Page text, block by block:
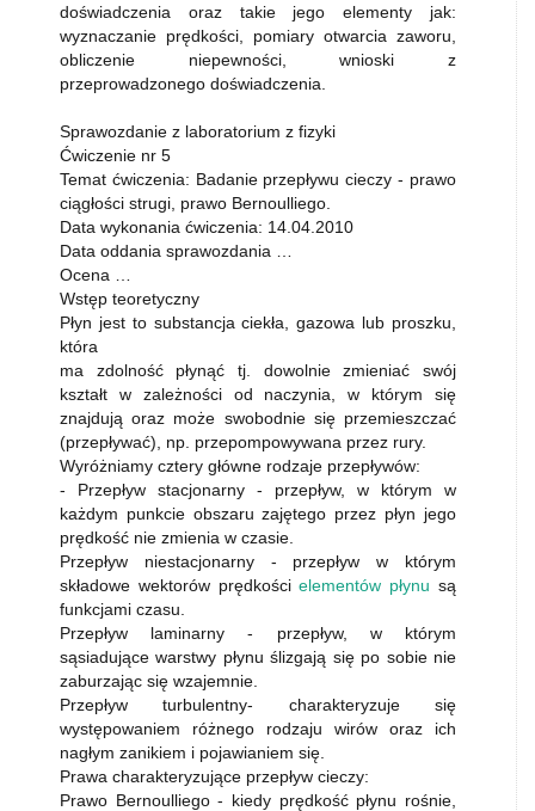
doświadczenia oraz takie jego elementy jak:
wyznaczanie prędkości, pomiary otwarcia zaworu,
obliczenie niepewności, wnioski z
przeprowadzonego doświadczenia.
Sprawozdanie z laboratorium z fizyki
Ćwiczenie nr 5
Temat ćwiczenia: Badanie przepływu cieczy - prawo
ciągłości strugi, prawo Bernoulliego.
Data wykonania ćwiczenia: 14.04.2010
Data oddania sprawozdania …
Ocena …
Wstęp teoretyczny
Płyn jest to substancja ciekła, gazowa lub proszku,
która
ma zdolność płynąć tj. dowolnie zmieniać swój
kształt w zależności od naczynia, w którym się
znajdują oraz może swobodnie się przemieszczać
(przepływać), np. przepompowywana przez rury.
Wyróżniamy cztery główne rodzaje przepływów:
- Przepływ stacjonarny - przepływ, w którym w
każdym punkcie obszaru zajętego przez płyn jego
prędkość nie zmienia w czasie.
Przepływ niestacjonarny - przepływ w którym
składowe wektorów prędkościelementów płynu są
funkcjami czasu.
Przepływ laminarny - przepływ, w którym
sąsiadujące warstwy płynu ślizgają się po sobie nie
zaburzając się wzajemnie.
Przepływ turbulentny- charakteryzuje się
występowaniem różnego rodzaju wirów oraz ich
nagłym zanikiem i pojawianiem się.
Prawa charakteryzujące przepływ cieczy:
Prawo Bernoulliego - kiedy prędkość płynu rośnie,